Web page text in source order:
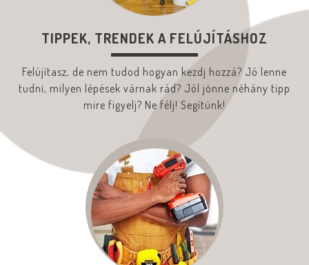
TIPPEK, TRENDEK A FELÚJÍTÁSHOZ
Felújítasz, de nem tudod hogyan kezdj hozzá? Jó lenne
tudni, milyen lépések várnak rád? Jól jönne néhány tipp
mire figyelj? Ne félj! Segítünk!